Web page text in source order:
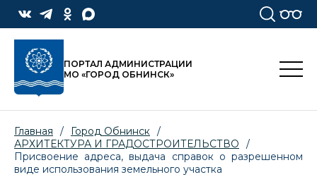
ПОРТАЛ АДМИНИСТРАЦИИ
МО «ГОРОД ОБНИНСК»
Главная / Город Обнинск /
АРХИТЕКТУРА И ГРАДОСТРОИТЕЛЬСТВО
/
Присвоение адреса, выдача справок о разрешенном
виде использования земельного участка